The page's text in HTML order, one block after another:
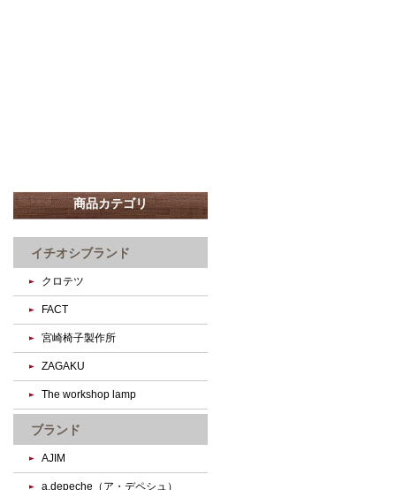
商品カテゴリ
イチオシブランド
クロテツ
FACT
宮崎椅子製作所
ZAGAKU
The workshop lamp
ブランド
AJIM
a.depeche（ア・デペシュ）